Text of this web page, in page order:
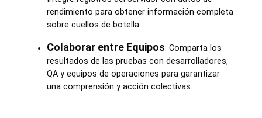
rendimiento para obtener información completa
sobre cuellos de botella.
Colaborar entre Equipos: Comparta los
resultados de las pruebas con desarrolladores,
QA y equipos de operaciones para garantizar
una comprensión y acción colectivas.